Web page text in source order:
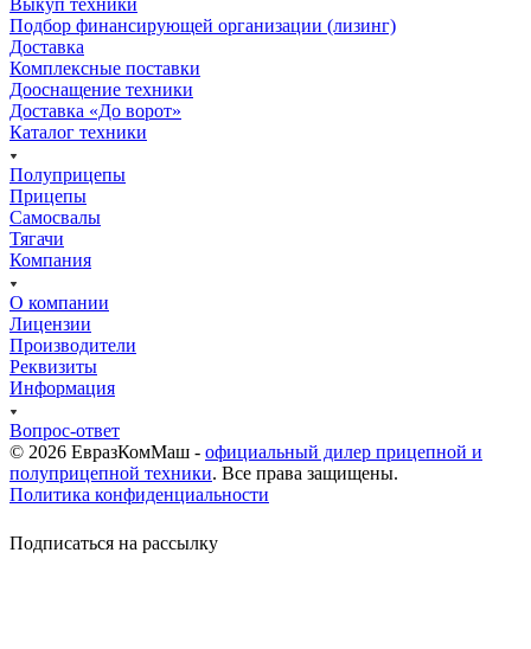
Подбор финансирующей организации (лизинг)
Доставка
Комплексные поставки
Дооснащение техники
Доставка «До ворот»
Каталог техники
Полуприцепы
Прицепы
Самосвалы
Тягачи
Компания
О компании
Лицензии
Производители
Реквизиты
Информация
Вопрос-ответ
© 2026 ЕвразКомМаш - официальный дилер прицепной и
полуприцепной техники. Все права защищены.
Политика конфиденциальности
Подписаться на рассылку